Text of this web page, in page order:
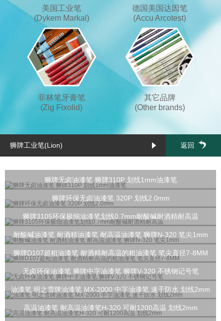
美国工业笔
(Dykem Markal)
德国美国达因笔
(Accu Arcotest)
菲林笔牙膏笔
(Zig Fixolid)
其它品牌
(Other brands)
狮牌工业笔(Lion) 返回
狮牌无卤油漆笔 狮牌310P 划线1mm油漆笔
狮牌环保无卤油漆笔 320P 划线2.0mm
狮牌3105环保极细油漆笔划线0.7mm耐酸碱耐酒精耐高温
耐酸碱油漆笔 耐酒精油漆笔 耐高温油漆笔 狮牌N-320 笔尖1mm
狮牌D107超粗油漆笔 耐酒精耐高温的粗油漆笔 笔尖直径7-8MM
无卤环保油漆笔 狮牌中字油漆笔 狮牌V-320 不锈钢记号笔
油漆笔 明之雪牌油漆笔 MX-2000 中字油漆笔 速干防水 划线2mm
高温油漆笔 耐高温油漆笔H-320 可耐1200高温 划线2mm